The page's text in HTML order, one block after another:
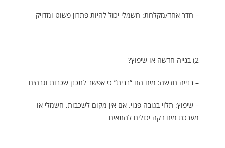
– חדר אחד/מקלחת: חשמלי יכול להיות פתרון פשוט ומדויק
2) בנייה חדשה או שיפוץ?
– בנייה חדשה: מים הם “בבית” כי אפשר לתכנן שכבות וגבהים
– שיפוץ: תלוי בגובה פנוי. אם אין מקום לשכבות, חשמלי או
מערכת מים דקה יכולים להתאים